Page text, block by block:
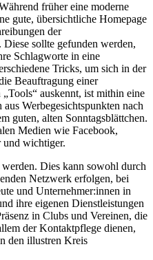
früher eine moderne
gute, übersichtliche Homepage
der
sollte gefunden werden,
Schlagworte in eine
Tricks, um sich in der
Beauftragung einer
auskennt, ist mithin eine
Werbegesichtspunkten nach
guten, alten Sonntagsblättchen.
Medien wie Facebook,
und wichtiger.
Dies kann sowohl durch
Netzwerk erfolgen, bei
und Unternehmer:innen in
ihre eigenen Dienstleistungen
in Clubs und Vereinen, die
der Kontaktpflege dienen,
den illustren Kreis